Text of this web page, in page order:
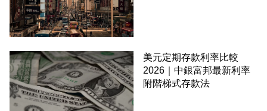
美元定期存款利率比較
2026｜中銀富邦最新利率
附階梯式存款法